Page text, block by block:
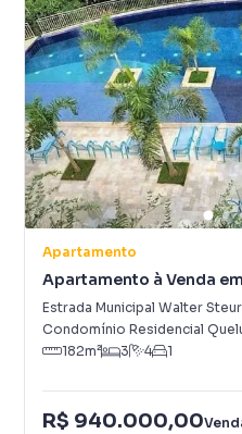
Apartamento
Apartamento à Venda
Estrada Municipal Walter
Condomínio Residencial
182m² 3 4 1
R$ 940.000,00